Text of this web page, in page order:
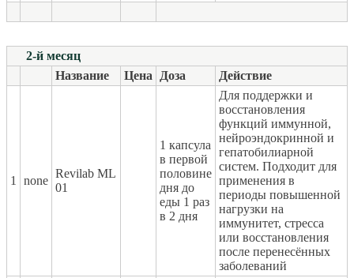
2-й месяц
Название
Цена Доза Действие
1 none
Revilab ML
01
1 капсула
в первой
половине
дня до
еды 1 раз
в 2 дня
Для поддержки и
восстановления
функций иммунной,
нейроэндокринной и
гепатобилиарной
систем. Подходит для
применения в
периоды повышенной
нагрузки на
иммунитет, стресса
или восстановления
после перенесённых
заболеваний